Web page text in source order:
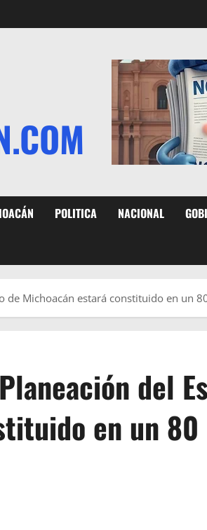
POLITICA NACIONAL
de Michoacán estará constituido en un
del
en un